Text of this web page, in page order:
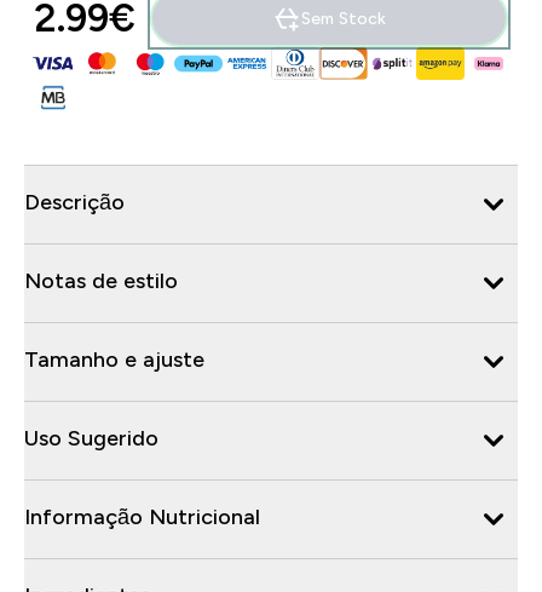
2.99€‎ Sem Stock
Descrição
Notas de estilo
Tamanho e ajuste
Uso Sugerido
Informação Nutricional